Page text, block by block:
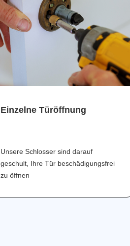
Einzelne Türöffnung
Unsere Schlosser sind darauf
geschult, Ihre Tür beschädigungsfrei
zu öffnen